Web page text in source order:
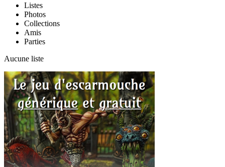
Listes
Photos
Collections
Amis
Parties
Aucune liste